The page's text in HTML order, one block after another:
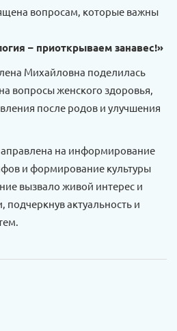
вопросам, которые важны
– приоткрываем занавес!»
Михайловна поделилась
вопросы женского здоровья,
после родов и улучшения
на информирование
и формирование культуры
вызвало живой интерес и
актуальность и